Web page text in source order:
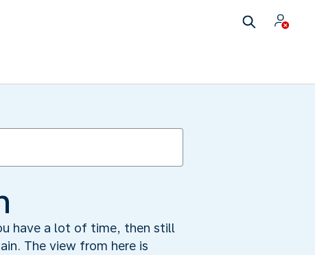
have a lot of time, then still
The view from here is